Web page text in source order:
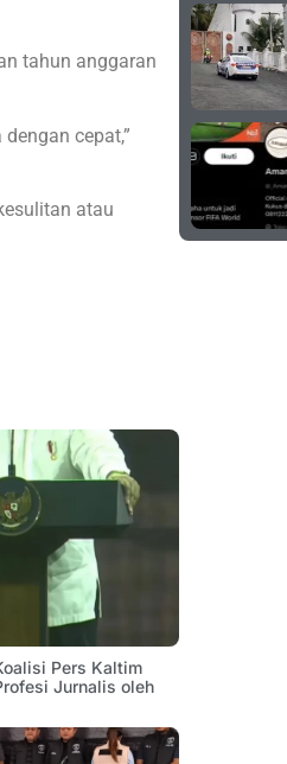
tahun anggaran
cepat,”
atau
Pers Kaltim
Jurnalis oleh